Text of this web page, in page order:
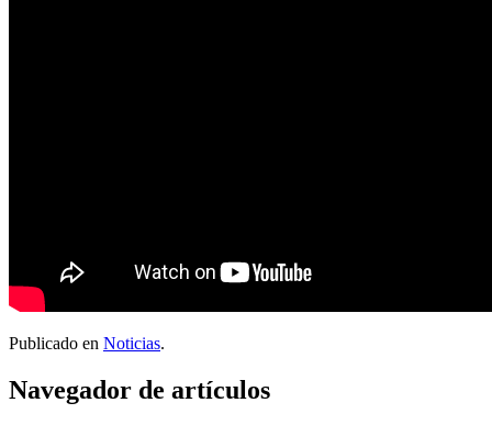
Publicado en Noticias.
Navegador de artículos